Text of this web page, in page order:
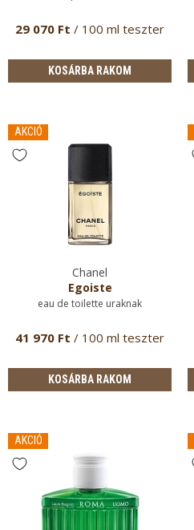
29 070 Ft / 100 ml teszter
KOSÁRBA RAKOM
AKCIÓ
Chanel
Egoiste
eau de toilette uraknak
41 970 Ft / 100 ml teszter
KOSÁRBA RAKOM
AKCIÓ